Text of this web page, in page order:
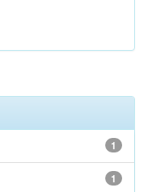
1
1